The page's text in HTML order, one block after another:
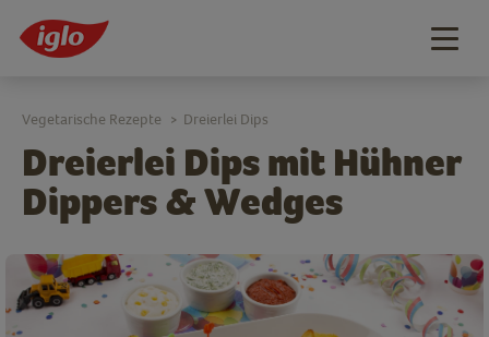
Dreierlei Dips mit Hühner
Dippers & Wedges
Vegetarische Rezepte > Dreierlei Dips